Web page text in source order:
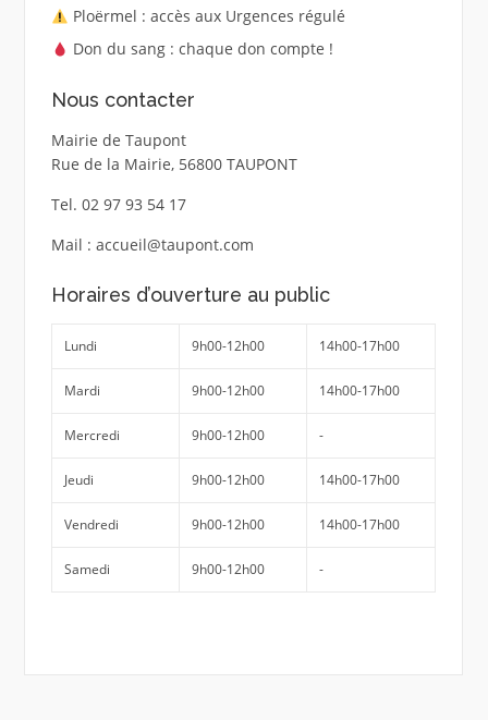
Ploërmel : accès aux Urgences régulé
Don du sang : chaque don compte !
Nous contacter
Mairie de Taupont
Rue de la Mairie, 56800 TAUPONT
Tel. 02 97 93 54 17
Mail : accueil@taupont.com
Horaires d’ouverture au public
Lundi 9h00-12h00 14h00-17h00
Mardi 9h00-12h00 14h00-17h00
Mercredi 9h00-12h00 -
Jeudi 9h00-12h00 14h00-17h00
Vendredi 9h00-12h00 14h00-17h00
Samedi 9h00-12h00 -